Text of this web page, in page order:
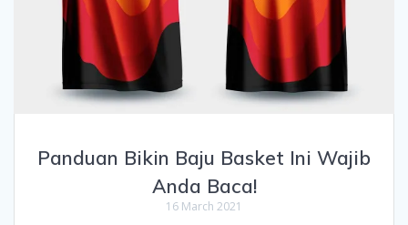
Panduan Bikin Baju Basket Ini Wajib
Anda Baca!
16 March 2021